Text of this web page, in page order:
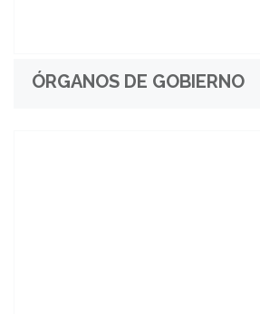
ÓRGANOS DE GOBIERNO